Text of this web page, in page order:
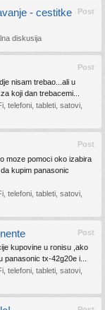
Post
- cestitke
diskusija
Post
nisam trebao...ali u
koji dan trebacemi...
telefoni, tableti, satovi,
Post
moze pomoci oko izabira
kupim panasonic
telefoni, tableti, satovi,
Post
kupovine u ronisu ,ako
tx-42g20e i...
telefoni, tableti, satovi,